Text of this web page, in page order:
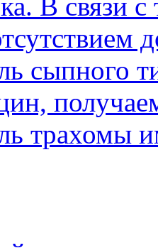
В связи с
сыпного
трахомы